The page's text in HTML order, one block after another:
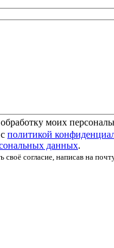
моих
политикой
данных.
своё согласие, написав на